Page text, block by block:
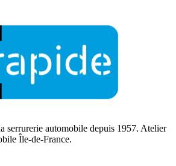
serrurerie automobile depuis 1957. Atelier
Île-de-France.